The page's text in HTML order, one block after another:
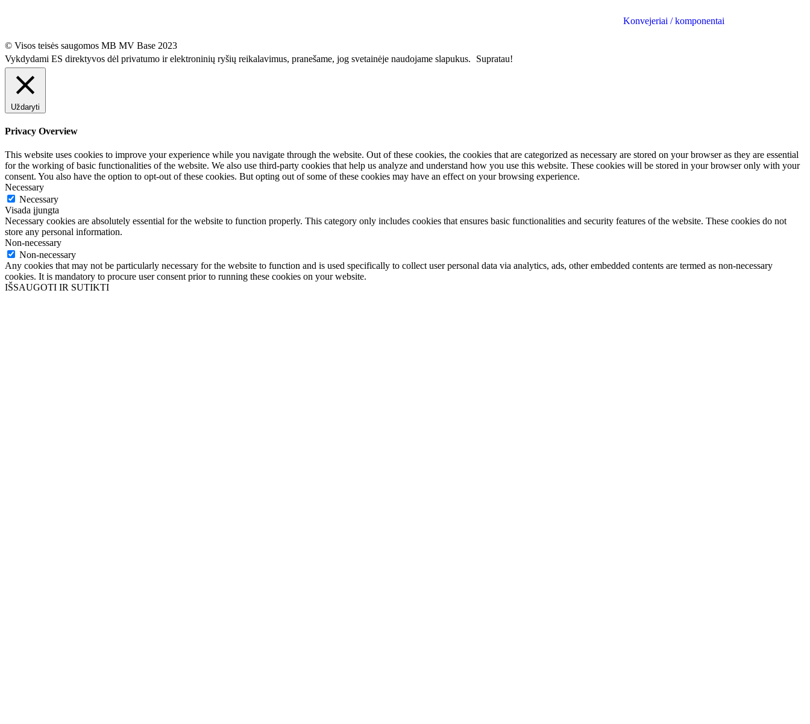
Konvejeriai / komponentai
© Visos teisės saugomos MB MV Base 2023
Vykdydami ES direktyvos dėl privatumo ir elektroninių ryšių reikalavimus, pranešame, jog svetainėje naudojame slapukus.
Supratau!
Uždaryti
Privacy Overview
This website uses cookies to improve your experience while you navigate through the website. Out of these cookies, the cookies that are categorized as necessary are stored on your browser as they are essential
for the working of basic functionalities of the website. We also use third-party cookies that help us analyze and understand how you use this website. These cookies will be stored in your browser only with your
consent. You also have the option to opt-out of these cookies. But opting out of some of these cookies may have an effect on your browsing experience.
Necessary
Necessary
Visada įjungta
Necessary cookies are absolutely essential for the website to function properly. This category only includes cookies that ensures basic functionalities and security features of the website. These cookies do not
store any personal information.
Non-necessary
Non-necessary
Any cookies that may not be particularly necessary for the website to function and is used specifically to collect user personal data via analytics, ads, other embedded contents are termed as non-necessary
cookies. It is mandatory to procure user consent prior to running these cookies on your website.
IŠSAUGOTI IR SUTIKTI